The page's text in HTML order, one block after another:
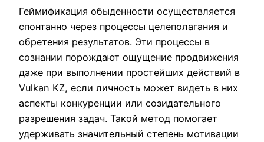
Геймификация обыденности осуществляется
спонтанно через процессы целеполагания и
обретения результатов. Эти процессы в
сознании порождают ощущение продвижения
даже при выполнении простейших действий в
Vulkan KZ, если личность может видеть в них
аспекты конкуренции или созидательного
разрешения задач. Такой метод помогает
удерживать значительный степень мотивации